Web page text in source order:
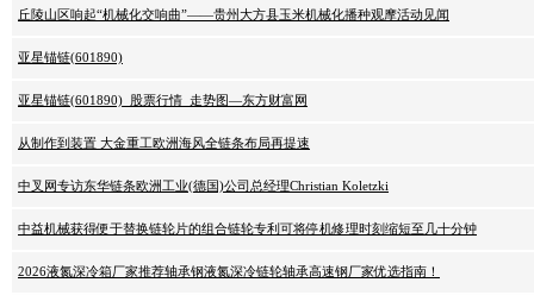
丘陵山区响起“机械化交响曲”——贵州大方县玉米机械化播种观摩活动见闻
亚星锚链(601890)
亚星锚链(601890)_股票行情_走势图—东方财富网
从制作到装置 大金重工欧洲海风全链条布局再提速
中叉网专访东华链条欧洲工业(德国)公司总经理Christian Koletzki
中益机械获得便于替换链轮片的组合链轮专利可将停机修理时刻缩短至几十分钟
2026液氮深冷箱厂家推荐轴承钢液氮深冷链轮轴承高速钢厂家优选指南！